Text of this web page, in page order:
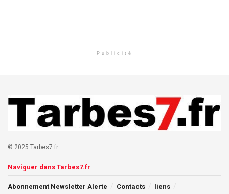
Publicité
© 2025 Tarbes7.fr
Naviguer dans Tarbes7.fr
Abonnement Newsletter Alerte Contacts liens